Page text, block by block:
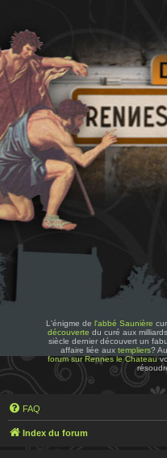
L'énigme de l'abbé Saunière
découverte du curé aux
siècle dernier découvert un
affaire liée aux templiers? Au
forum sur Rennes le Chateau
FAQ
Index du forum